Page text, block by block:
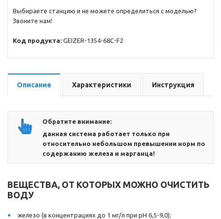
Выбираете станцию и не можете определиться с моделью?
Звоните нам!
Код продукта: GEIZER-1354-68C-F2
Описание Характеристики Инструкция
Обратите внимание:
данная система работает только при
относительно небольшом превышении норм по
содержанию железа и марганца!
ВЕЩЕСТВА, ОТ КОТОРЫХ МОЖНО ОЧИСТИТЬ
ВОДУ
железо (в концентрациях до 1 мг/л при pH 6,5-9,0);